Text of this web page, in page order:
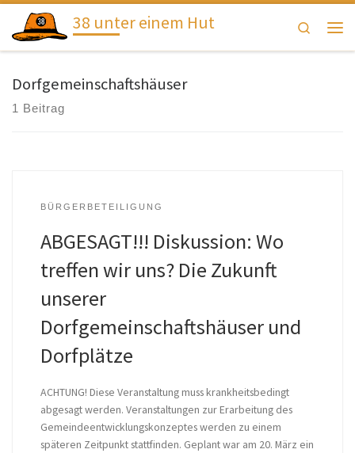
Zum Inhalt springen38 unter einem Hut
Search
Dorfgemeinschaftshäuser
1 Beitrag
BÜRGERBETEILIGUNG
ABGESAGT!!! Diskussion: Wo
treffen wir uns? Die Zukunft
unserer
Dorfgemeinschaftshäuser und
Dorfplätze
ACHTUNG! Diese Veranstaltung muss krankheitsbedingt
abgesagt werden. Veranstaltungen zur Erarbeitung des
Gemeindeentwicklungskonzeptes werden zu einem
späteren Zeitpunkt stattfinden. Geplant war am 20. März ein